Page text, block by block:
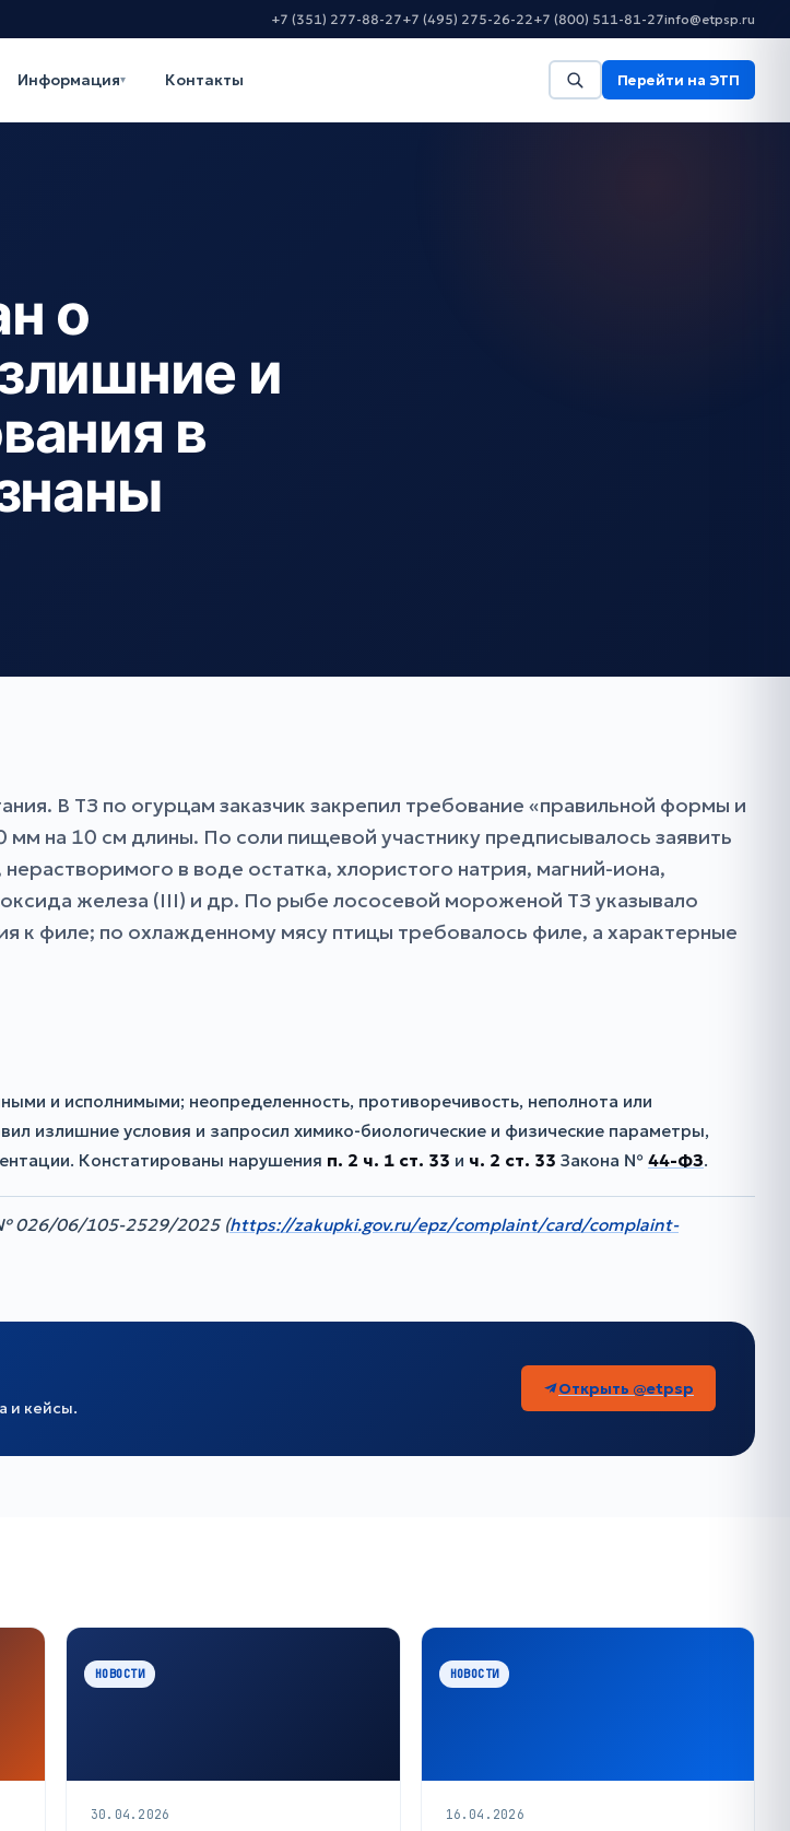
+7 (351) 277-88-27+7 (495) 275-26-22+7 (800) 511-81-27info@etpsp.ru
Информация▾ Контакты Перейти на ЭТП
о
и
в
В ТЗ по огурцам заказчик закрепил требование «правильной формы и
на 10 см длины. По соли пищевой участнику предписывалось заявить
в воде остатка, хлористого натрия, магний-иона,
железа (III) и др. По рыбе лососевой мороженой ТЗ указывало
к филе; по охлажденному мясу птицы требовалось филе, а характерные
и исполнимыми; неопределенность, противоречивость, неполнота или
излишние условия и запросил химико-биологические и физические параметры,
Констатированы нарушения п. 2 ч. 1 ст. 33 и ч. 2 ст. 33 Закона № 44-ФЗ.
№ 026/06/105-2529/2025 (https://zakupki.gov.ru/epz/complaint/card/complaint-
и кейсы.
Открыть @etpsp
НОВОСТИ
30.04.2026
НОВОСТИ
16.04.2026